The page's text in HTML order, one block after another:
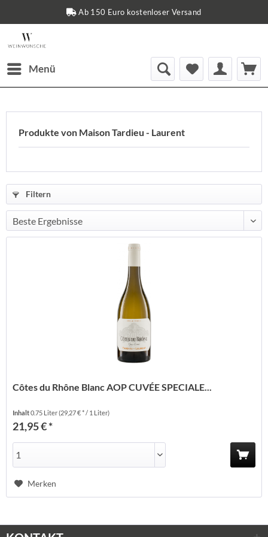
Ab 150 Euro kostenloser Versand
Menü
Produkte von Maison Tardieu - Laurent
Filtern
Côtes du Rhône Blanc AOP CUVÉE SPECIALE...
Inhalt0.75 Liter(29,27 € * / 1 Liter)
21,95 € *
Merken